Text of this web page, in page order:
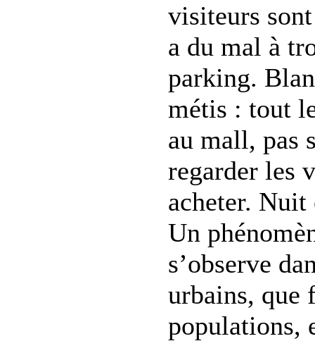
visiteurs
a du mal à
parking.
métis : tout
au mall, pas
regarder les
acheter. Nuit
Un
s’observe
urbains, que
populations,